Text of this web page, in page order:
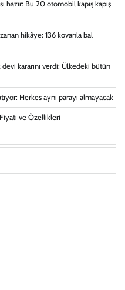
hazır: Bu 20 otomobil kapış kapış
hikâye: 136 kovanla bal
kararını verdi: Ülkedeki bütün
Herkes aynı parayı almayacak
ve Özellikleri